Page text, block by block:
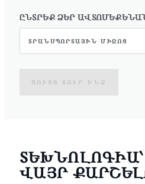
ԸՆՏՐԵՔ ՁԵՐ
ՏՐԱՆՍՊՈՐՏԱՅԻՆ ՄԻՋՈՑ
ՑՈՒՅՑ ՏՈՒՐ ԻՆՁ
ՎԱՅՐ